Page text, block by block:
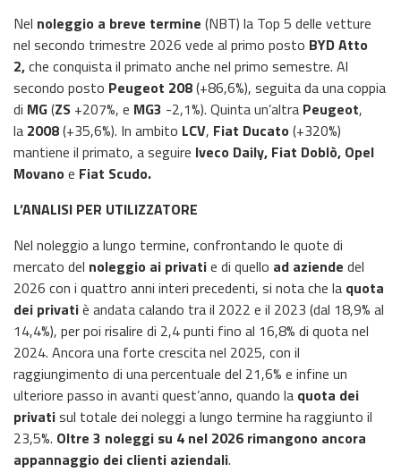
Nel noleggio a breve termine (NBT) la Top 5 delle vetture
nel secondo trimestre 2026 vede al primo posto BYD Atto
2,che conquista il primato anche nel primo semestre. Al
secondo posto Peugeot 208(+86,6%), seguita da una coppia
di MG(ZS +207%, e MG3 -2,1%). Quinta un’altra Peugeot,
la 2008(+35,6%). In ambito LCV, Fiat Ducato (+320%)
mantiene il primato, a seguire Iveco Daily, Fiat Doblò, Opel
Movano e Fiat Scudo.
L’ANALISI PER UTILIZZATORE
Nel noleggio a lungo termine, confrontando le quote di
mercato del noleggio ai privatie di quello ad aziende del
2026 con i quattro anni interi precedenti, si nota che la quota
dei privatiè andata calando tra il 2022 e il 2023 (dal 18,9% al
14,4%), per poi risalire di 2,4 punti fino al 16,8% di quota nel
2024. Ancora una forte crescita nel 2025, con il
raggiungimento di una percentuale del 21,6% e infine un
ulteriore passo in avanti quest’anno, quando la quota dei
privatisul totale dei noleggi a lungo termine ha raggiunto il
23,5%. Oltre 3 noleggi su 4 nel 2026 rimangono ancora
appannaggio dei clienti aziendali.